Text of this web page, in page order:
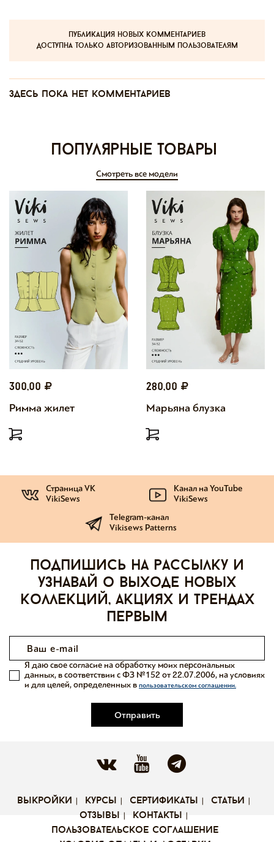
публикация новых комментариев
доступна только авторизованным пользователям
Здесь пока нет комментариев
Популярные товары
Смотреть все модели
300,00
Римма жилет
280,00
Марьяна блузка
Страница VK
VikiSews
Канал на YouTube
VikiSews
Telegram-канал
Vikisews Patterns
Подпишись на рассылку и
узнавай о выходе новых
коллекций, акциях и трендах
первым
Отправить
Я даю свое согласие на обработку моих персональных
данных, в соответствии с ФЗ №152 от 22.07.2006, на условиях
и для целей, определенных в пользовательском соглашении.
выкройки курсы сертификаты
статьи
отзывы
контакты
пользовательское соглашение